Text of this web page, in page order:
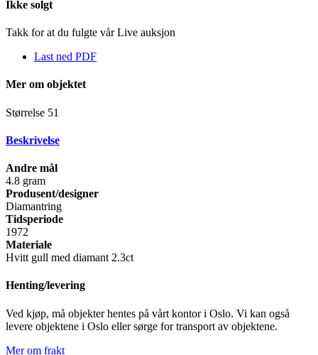
Ikke solgt
Takk for at du fulgte vår Live auksjon
Last ned PDF
Mer om objektet
Størrelse 51
Beskrivelse
Andre mål
4.8 gram
Produsent/designer
Diamantring
Tidsperiode
1972
Materiale
Hvitt gull med diamant 2.3ct
Henting/levering
Ved kjøp, må objekter hentes på vårt kontor i Oslo. Vi kan også
levere objektene i Oslo eller sørge for transport av objektene.
Mer om frakt